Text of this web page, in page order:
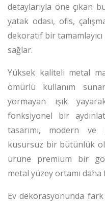
detaylarıyla öne çıkan
yatak odası, ofis,
dekoratif bir
sağlar.
Yüksek kaliteli metal
ömürlü kullanım
yormayan ışık
fonksiyonel bir
tasarımı, modern ve
kusursuz bir bütünlük
ürüne premium bir
metal yüzey ortamı daha
Ev dekorasyonunda